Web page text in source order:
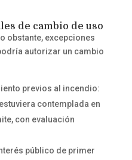
de cambio de uso
obstante, excepciones
autorizar un cambio
previos al incendio:
contemplada en
con evaluación
público de primer